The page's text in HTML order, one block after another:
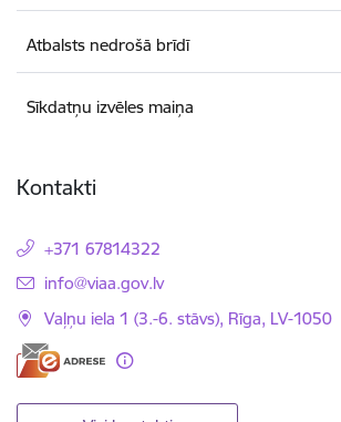
Atbalsts nedrošā brīdī
Sīkdatņu izvēles maiņa
Kontakti
+371 67814322
E-pasts:
info@viaa.gov.lv
Vaļņu iela 1 (3.-6. stāvs), Rīga, LV-1050